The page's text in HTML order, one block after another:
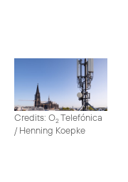
Credits: O2Telefónica
/ Henning Koepke